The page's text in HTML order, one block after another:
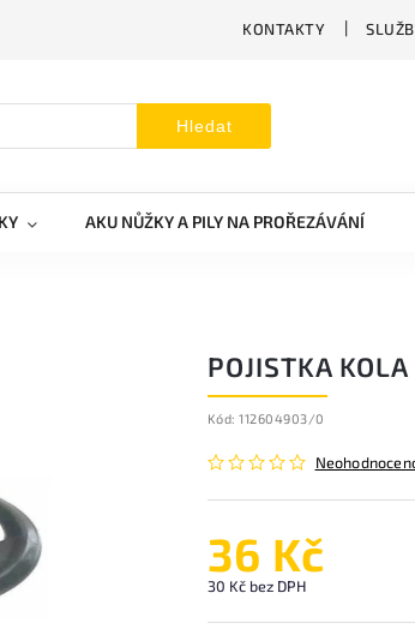
KONTAKTY
Hledat
AKU NŮŽKY A PILY NA PROŘEZÁVÁNÍ
POJISTKA
Kód: 112604903/0
36 Kč
30 Kč bez DPH